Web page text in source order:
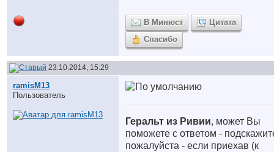
В Минюст
Цитата
Спасибо
23.10.2014, 15:29
ramisM13
Пользователь
Геральт из Ривии, может Вы
поможете с ответом -
пожалуйста - если приехав (к